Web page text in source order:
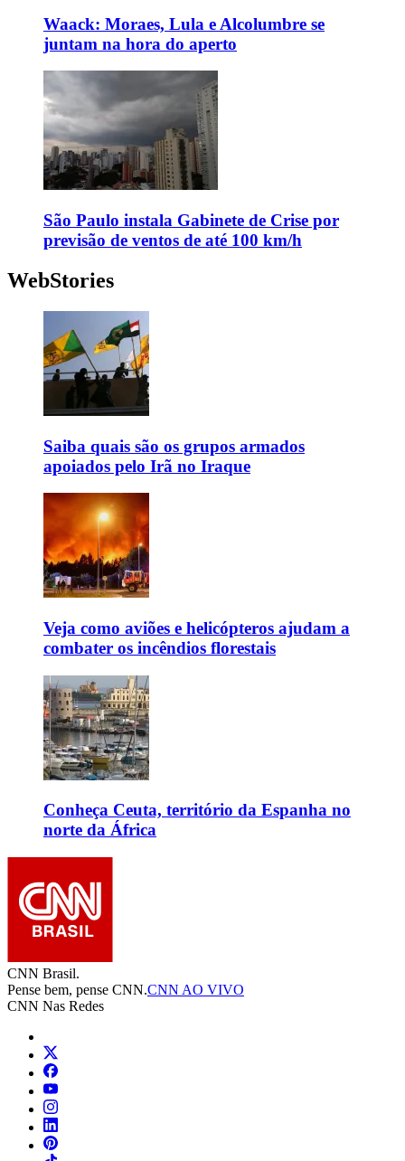
Waack: Moraes, Lula e Alcolumbre se
juntam na hora do aperto
São Paulo instala Gabinete de Crise por
previsão de ventos de até 100 km/h
WebStories
Saiba quais são os grupos armados
apoiados pelo Irã no Iraque
Veja como aviões e helicópteros ajudam a
combater os incêndios florestais
Conheça Ceuta, território da Espanha no
norte da África
CNN Brasil.
Pense bem, pense CNN.CNN AO VIVO
CNN Nas Redes